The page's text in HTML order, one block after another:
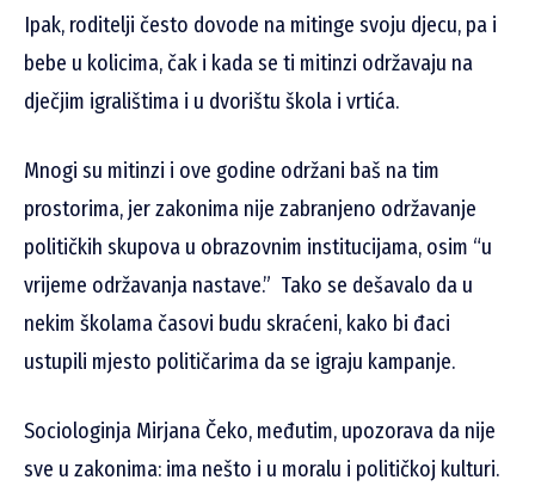
Ipak, roditelji često dovode na mitinge svoju djecu, pa i
bebe u kolicima, čak i kada se ti mitinzi održavaju na
dječjim igralištima i u dvorištu škola i vrtića.
Mnogi su mitinzi i ove godine održani baš na tim
prostorima, jer zakonima nije zabranjeno održavanje
političkih skupova u obrazovnim institucijama, osim “u
vrijeme održavanja nastave.” Tako se dešavalo da u
nekim školama časovi budu skraćeni, kako bi đaci
ustupili mjesto političarima da se igraju kampanje.
Sociologinja Mirjana Čeko, međutim, upozorava da nije
sve u zakonima: ima nešto i u moralu i političkoj kulturi.